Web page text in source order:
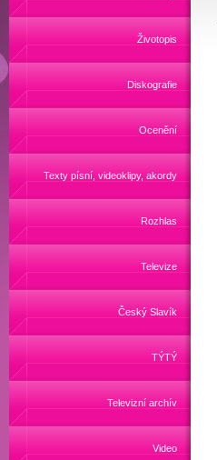
Životopis
Diskografie
Ocenění
Texty písní, videoklipy, akordy
Rozhlas
Televize
Český Slavík
TÝTÝ
Televizní archív
Video